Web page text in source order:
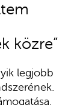
közre”
legjobb